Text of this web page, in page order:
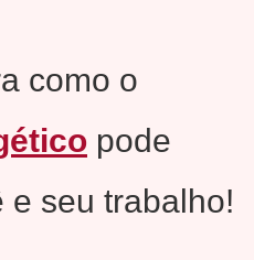
como o
pode
e seu trabalho!